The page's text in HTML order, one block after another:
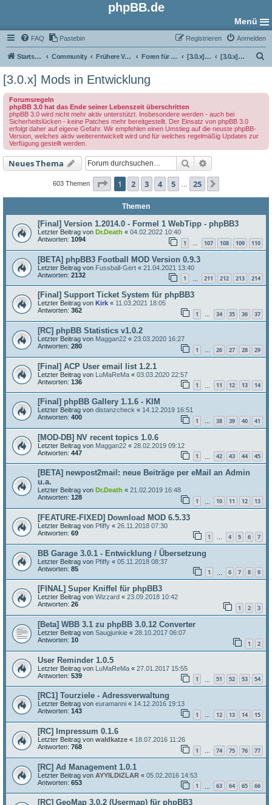
phpBB.de
Menü
FAQ Pastebin Anmelden
Registrieren
Startseite Community Frühere Versionen Foren für phpBB 3.0 [3.0.x] Mod-Foren [3.0.x] Mods in Entwicklung
[3.0.x] Mods in Entwicklung
Forumsregeln
phpBB 3.0 hat das Ende seiner Lebenszeit überschritten
phpBB 3.0 wird nicht mehr aktiv unterstützt. Insbesondere werden - auch bei
Sicherheitslücken - keine Patches mehr bereitgestellt. Der Einsatz von phpBB 3.0
erfolgt daher auf eigene Gefahr. Wir empfehlen einen Umstieg auf die neuste phpBB-
Version, welches aktiv weiterentwickelt wird und für welches regelmäßig Updates zur
Verfügung gestellt werden.
Neues Thema Suche
603 Themen Seite 1von 25
1 2 3 4 5 25
Themen
[Final] Version 1.2014.0 - Formel 1 WebTipp - phpBB3
Letzter Beitrag von Dr.Death « 04.02.2022 10:40
Antworten: 1094 1 … 107 108 109 110
[BETA] phpBB3 Football MOD Version 0.9.3
Letzter Beitrag von Fussball-Gert « 21.04.2021 13:40
Antworten: 2132 1 211 212 213 214
[Final] Support Ticket System für phpBB3
Letzter Beitrag von Kirk « 11.03.2021 18:05
Antworten: 362 1 … 34 35 36 37
[RC] phpBB Statistics v1.0.2
Letzter Beitrag von Maggan22 « 23.03.2020 16:27
Antworten: 280 1 … 26 27 28 29
[Final] ACP User email list 1.2.1
Letzter Beitrag von LuMaReMa « 03.03.2020 22:57
Antworten: 136 1 11 12 13 14
[Final] phpBB Gallery 1.1.6 - KIM
Letzter Beitrag von distanzcheck « 14.12.2019 16:51
Antworten: 400 1 … 38 39 40 41
[MOD-DB] NV recent topics 1.0.6
Letzter Beitrag von Maggan22 « 28.02.2019 09:12
Antworten: 447 1 42 43 44 45
[BETA] newpost2mail: neue Beiträge per eMail an Admin
u.a.
Letzter Beitrag von Dr.Death « 21.02.2019 16:48
Antworten: 128 1 10 11 12 13
[FEATURE-FIXED] Download MOD 6.5.33
Letzter Beitrag von Pfiffy « 26.11.2018 07:30
Antworten: 69 1 … 4 5 6 7
BB Garage 3.0.1 - Entwicklung / Übersetzung
Letzter Beitrag von Pfiffy « 05.11.2018 08:37
Antworten: 85 1 6 7 8 9
[FINAL] Super Kniffel für phpBB3
Letzter Beitrag von Wizzard « 23.09.2018 10:42
Antworten: 26 1 2 3
[Beta] WBB 3.1 zu phpBB 3.0.12 Converter
Letzter Beitrag von Saugjunkie « 28.10.2017 06:07
Antworten: 10 1 2
User Reminder 1.0.5
Letzter Beitrag von LuMaReMa « 27.01.2017 15:55
Antworten: 539 1 51 52 53 54
[RC1] Tourziele - Adressverwaltung
Letzter Beitrag von euramanni « 14.12.2016 19:13
Antworten: 143 1 … 12 13 14 15
[RC] Impressum 0.1.6
Letzter Beitrag von waldkatze « 18.07.2016 11:26
Antworten: 768 1 … 74 75 76 77
[RC] Ad Management 1.0.1
Letzter Beitrag von AYYILDIZLAR « 05.02.2016 14:53
Antworten: 653 1 63 64 65 66
[RC] GeoMap 3.0.2 (Usermap) für phpBB3